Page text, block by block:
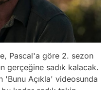
Pascal'a göre 2. sezon
gerçeğine sadık kalacak.
'Bunu Açıkla' videosunda